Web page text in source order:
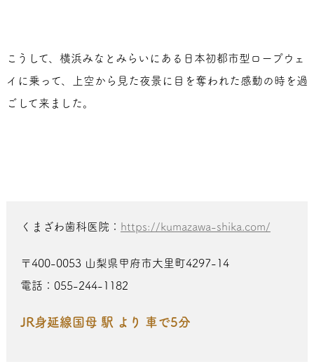
こうして、横浜みなとみらいにある日本初都市型ロープウェ
イに乗って、上空から見た夜景に目を奪われた感動の時を過
ごして来ました。
くまざわ歯科医院： https://kumazawa-shika.com/
〒400-0053 山梨県甲府市大里町4297-14
電話：055-244-1182
JR身延線国母 駅 より 車で5分